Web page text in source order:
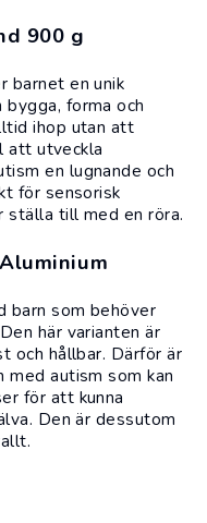
900 g
barnet en unik
forma och
ihop utan att
att utveckla
en lugnande och
för sensorisk
ställa till med en röra.
barn som behöver
här varianten är
och hållbar. Därför är
autism som kan
för att kunna
Den är dessutom